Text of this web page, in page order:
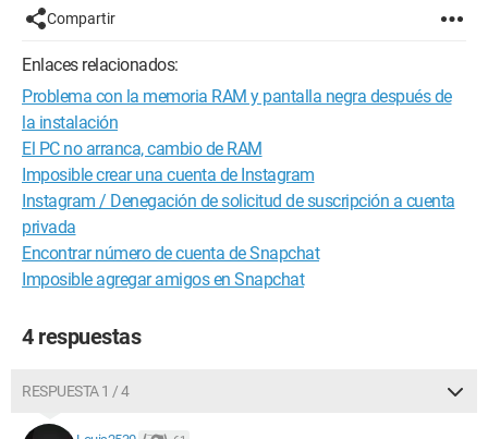
Procesador
Intel Core i5 3570K a 3.40 GHz
Frecuencia medida (core0): 3.70 GHz
Número de núcleos: 4 físicos, 4 lógicos
Socket: Socket 1155 LGA
Temperatura CPU (core 0): 31 °C
Placa base
MSI Z77A-G45 (MS-7752) 1.0
Número de serie (placa base): Por llenar por O.E.M.
Número SKU: Por llenar por O.E.M.
Versión del BIOS: V2.7
Fecha: 24/10/2012
Puente norte: Intel Ivy Bridge
Puente sur: Intel Z77
Identificador de revisión: 04
Compartir
Enlaces relacionados:
Problema con la memoria RAM y pantalla negra después de
la instalación
El PC no arranca, cambio de RAM
Imposible crear una cuenta de Instagram
Instagram / Denegación de solicitud de suscripción a cuenta
privada
Encontrar número de cuenta de Snapchat
Imposible agregar amigos en Snapchat
4 respuestas
RESPUESTA 1 / 4